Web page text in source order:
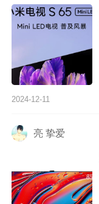
2024-12-11
亮 挚爱